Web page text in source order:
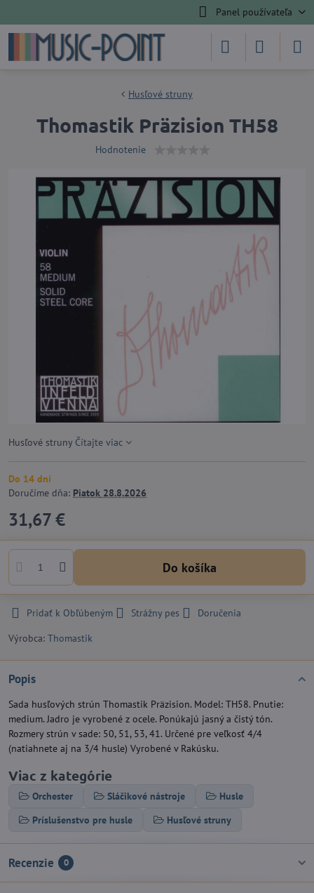
Panel používateľa
Husľové struny
Thomastik Präzision TH58
Hodnotenie
Husľové struny Čítajte viac
Do 14 dní
Doručíme dňa: Piatok 28.8.2026
31,67 €
Do košíka
Pridať k Obľúbeným Strážny pes
Doručenia
Výrobca: Thomastik
Popis
Sada husľových strún Thomastik Präzision. Model: TH58. Pnutie:
medium. Jadro je vyrobené z ocele. Ponúkajú jasný a čistý tón.
Rozmery strún v sade: 50, 51, 53, 41. Určené pre veľkosť 4/4
(natiahnete aj na 3/4 husle) Vyrobené v Rakúsku.
Viac z kategórie
Orchester Sláčikové nástroje
Husle
Príslušenstvo pre husle
Husľové struny
Recenzie 0